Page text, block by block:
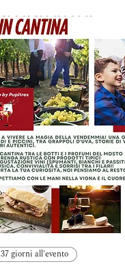
37 giorni all'evento